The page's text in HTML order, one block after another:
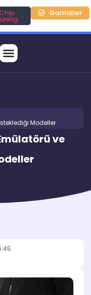
Chip GarHaber
Modeller
ve